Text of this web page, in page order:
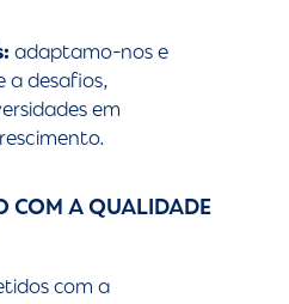
adaptamo-nos e
a desafios,
em
COM A QUALIDADE
com a